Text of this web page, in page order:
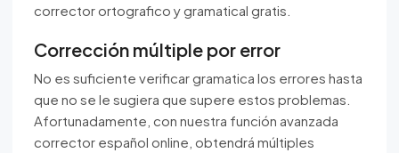
corrector ortografico y gramatical gratis.
Corrección múltiple por error
No es suficiente verificar gramatica los errores hasta
que no se le sugiera que supere estos problemas.
Afortunadamente, con nuestra función avanzada
corrector español online, obtendrá múltiples